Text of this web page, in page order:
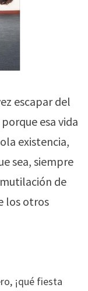
escapar del
esa vida
existencia,
sea, siempre
de
los otros
¡qué fiesta